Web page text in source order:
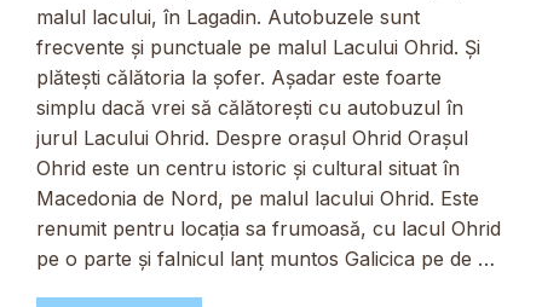
malul lacului, în Lagadin. Autobuzele sunt
frecvente și punctuale pe malul Lacului Ohrid. Și
plătești călătoria la șofer. Așadar este foarte
simplu dacă vrei să călătorești cu autobuzul în
jurul Lacului Ohrid. Despre orașul Ohrid Orașul
Ohrid este un centru istoric și cultural situat în
Macedonia de Nord, pe malul lacului Ohrid. Este
renumit pentru locația sa frumoasă, cu lacul Ohrid
pe o parte și falnicul lanț muntos Galicica pe de …